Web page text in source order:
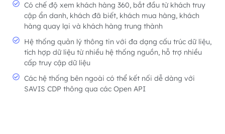
Có chế độ xem khách hàng 360, bắt đầu từ khách truy
cập ẩn danh, khách đã biết, khách mua hàng, khách
hàng quay lại và khách hàng trung thành
Hệ thống quản lý thông tin với đa dạng cấu trúc dữ liệu,
tích hợp dữ liệu từ nhiều hệ thống nguồn, hỗ trợ nhiều
cấp truy cập dữ liệu
Các hệ thống bên ngoài có thể kết nối dễ dàng với
SAVIS CDP thông qua các Open API